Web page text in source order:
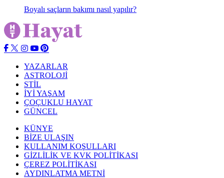
Boyalı saçların bakımı nasıl yapılır?
YAZARLAR
ASTROLOJİ
STİL
İYİ YAŞAM
ÇOÇUKLU HAYAT
GÜNCEL
KÜNYE
BİZE ULAŞIN
KULLANIM KOŞULLARI
GİZLİLİK VE KVK POLİTİKASI
ÇEREZ POLİTİKASI
AYDINLATMA METNİ